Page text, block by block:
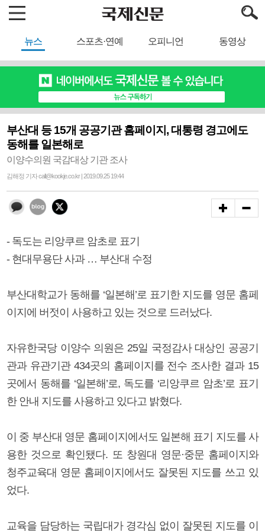
뉴스 스포츠·연예 오피니언 동영상
부산대 등 15개 공공기관 홈페이지, 대통령 경고에도
동해를 일본해로
이양수의원 국감대상 기관 조사
김해정 기자 call@kookje.co.kr | 2019.09.25 19:44
- 독도는 리앙쿠르 암초로 표기
- 현대무용단 사과 … 부산대 수정
부산대학교가 동해를 ‘일본해’로 표기한 지도를 영문 홈페
이지에 버젓이 사용하고 있는 것으로 드러났다.
자유한국당 이양수 의원은 25일 국정감사 대상인 공공기
관과 유관기관 434곳의 홈페이지를 전수 조사한 결과 15
곳에서 동해를 ‘일본해’로, 독도를 ‘리앙쿠르 암초’로 표기
한 안내 지도를 사용하고 있다고 밝혔다.
이 중 부산대 영문 홈페이지에서도 일본해 표기 지도를 사
용한 것으로 확인됐다. 또 창원대 영문·중문 홈페이지와
청주교육대 영문 홈페이지에서도 잘못된 지도를 쓰고 있
었다.
교육을 담당하는 국립대가 경각심 없이 잘못된 지도를 이